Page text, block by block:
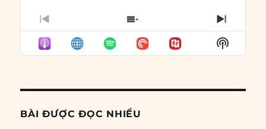
PREVIOUS
EPISODE
SHOW
EPISODES
LIST
NEXT
Show
Podcast
BÀI ĐƯỢC ĐỌC NHIỀU